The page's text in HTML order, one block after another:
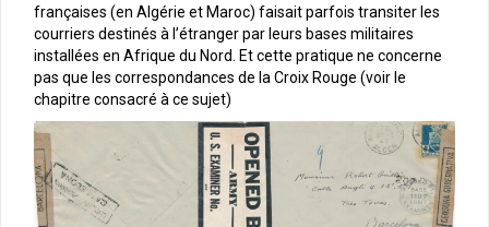
françaises (en Algérie et Maroc) faisait parfois transiter les
courriers destinés à l’étranger par leurs bases militaires
installées en Afrique du Nord. Et cette pratique ne concerne
pas que les correspondances de la Croix Rouge (voir le
chapitre consacré à ce sujet)